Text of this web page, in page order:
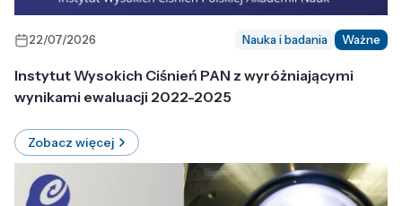
22/07/2026 Nauka i badania Ważne
Instytut Wysokich Ciśnień PAN z wyróżniającymi
wynikami ewaluacji 2022-2025
Zobacz więcej